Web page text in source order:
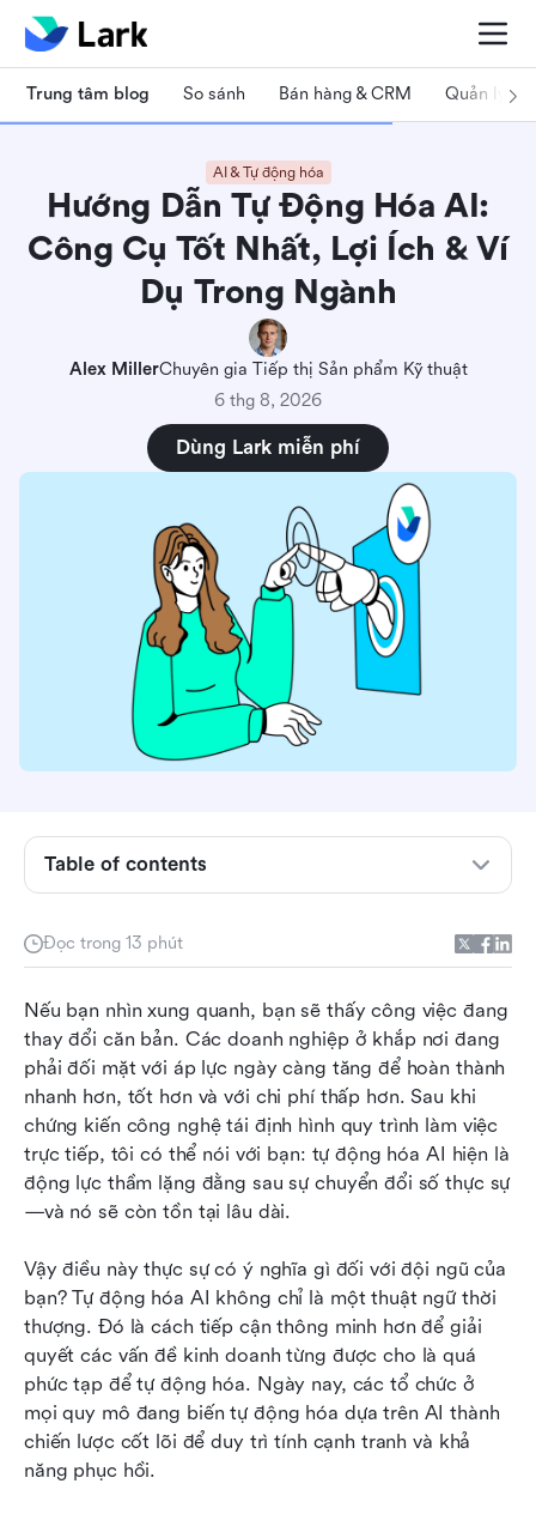
Trung tâm blog So sánh Bán hàng & CRM Quản lý dự
AI & Tự động hóa
Hướng Dẫn Tự Động Hóa AI:
Công Cụ Tốt Nhất, Lợi Ích & Ví
Dụ Trong Ngành
Alex MillerChuyên gia Tiếp thị Sản phẩm Kỹ thuật
6 thg 8, 2026
Dùng Lark miễn phí
Đọc trong 13 phút
Nếu bạn nhìn xung quanh, bạn sẽ thấy công việc đang
thay đổi căn bản. Các doanh nghiệp ở khắp nơi đang
phải đối mặt với áp lực ngày càng tăng để hoàn thành
nhanh hơn, tốt hơn và với chi phí thấp hơn. Sau khi
chứng kiến công nghệ tái định hình quy trình làm việc
trực tiếp, tôi có thể nói với bạn: tự động hóa AI hiện là
động lực thầm lặng đằng sau sự chuyển đổi số thực sự
—và nó sẽ còn tồn tại lâu dài.
Vậy điều này thực sự có ý nghĩa gì đối với đội ngũ của
bạn? Tự động hóa AI không chỉ là một thuật ngữ thời
thượng. Đó là cách tiếp cận thông minh hơn để giải
quyết các vấn đề kinh doanh từng được cho là quá
phức tạp để tự động hóa. Ngày nay, các tổ chức ở
mọi quy mô đang biến tự động hóa dựa trên AI thành
chiến lược cốt lõi để duy trì tính cạnh tranh và khả
năng phục hồi.
Table of contents
AI automation là gì?
tổ chức
yếu và các ví dụ trong ngành
Những công cụ và nền tảng tự động hóa AI tốt
nhất
Triển khai tự động hóa AI như thế nào: các bước
thực tiễn & phương pháp tốt nhất
Tương lai của tự động hóa AI: xu hướng và triển
Những câu hỏi thường gặp
Kết luận
Đọc thêm